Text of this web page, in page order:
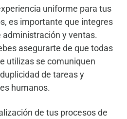
uniforme para tus
es importante que integres
y ventas.
asegurarte de que todas
utilizas se comuniquen
de tareas y
humanos.
de tus procesos de